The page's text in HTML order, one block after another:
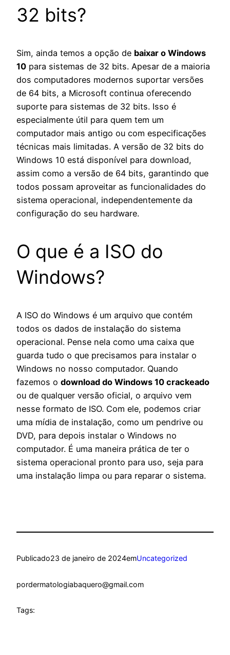
32 bits?
Sim, ainda temos a opção de baixar o Windows
10 para sistemas de 32 bits. Apesar de a maioria
dos computadores modernos suportar versões
de 64 bits, a Microsoft continua oferecendo
suporte para sistemas de 32 bits. Isso é
especialmente útil para quem tem um
computador mais antigo ou com especificações
técnicas mais limitadas. A versão de 32 bits do
Windows 10 está disponível para download,
assim como a versão de 64 bits, garantindo que
todos possam aproveitar as funcionalidades do
sistema operacional, independentemente da
configuração do seu hardware.
O que é a ISO do
Windows?
A ISO do Windows é um arquivo que contém
todos os dados de instalação do sistema
operacional. Pense nela como uma caixa que
guarda tudo o que precisamos para instalar o
Windows no nosso computador. Quando
fazemos o download do Windows 10 crackeado
ou de qualquer versão oficial, o arquivo vem
nesse formato de ISO. Com ele, podemos criar
uma mídia de instalação, como um pendrive ou
DVD, para depois instalar o Windows no
computador. É uma maneira prática de ter o
sistema operacional pronto para uso, seja para
uma instalação limpa ou para reparar o sistema.
Publicado23 de janeiro de 2024emUncategorized
pordermatologiabaquero@gmail.com
Tags: